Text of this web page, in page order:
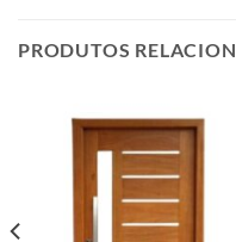
PRODUTOS